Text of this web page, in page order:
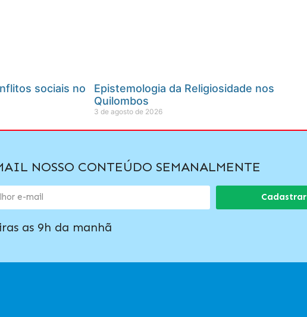
sociais no
Epistemologia da Religiosidade nos
Quilombos
3 de agosto de 2026
NOSSO CONTEÚDO SEMANALMENTE
Cadastrar
as 9h da manhã